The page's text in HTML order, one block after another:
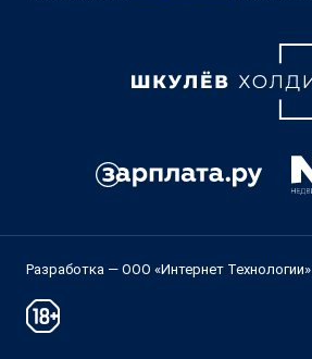
Разработка — ООО «Интернет Технологии»